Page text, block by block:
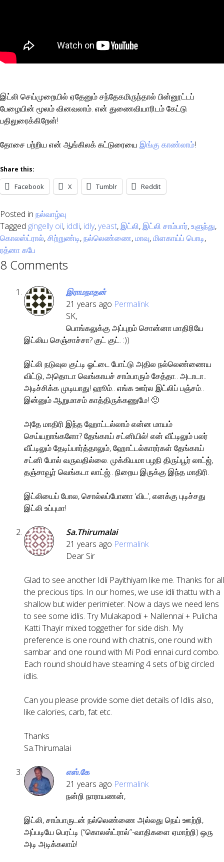
இட்லி செய்முறையில் ஏதேனும் சந்தேகமிருந்தால் பின்னூட்டப்
பேழையின் மூலம் வினவலாம். என் துணைவியாரிடம் கேட்டு
பதிலுரைக்கிறேன்!
தோசை பற்றிய என் ஆங்கிலக் கட்டுரையை இங்கு காண்லாம்!
Share this:
Facebook X Tumblr Reddit
Posted in நல்வாழ்வு
Tagged gingelly oil, iddli, idly,yeast,இட்லி,இட்லி சாம்பார்,உளுந்து,
கொலஸ்ட்ரால்,சிற்றுண்டி,நல்லெண்ணை,மாவு,மிளகாய்ப் பொடி,
ரத்னா கபே
8 Comments
இராமநாதன்
21 years ago Permalink
SK,
பொங்கலுக்கு அப்புறம் சொன்னா மாதிரியே
இட்லிய செஞ்சாச்சா? குட் குட். :))
இட்லி நடுவுல குட்டி ஓட்டை போட்டு அதில நல்லெண்ணைய
விட்டு, அதொடா வெங்காயச் சாம்பாரும் சேத்தா.. அடாடா..
அடிச்சிக்க முடியாது! ஹூம்.. எங்க ஊர்ல இட்லிப் பஞ்சம்..
இன்னும் ஆறுமாசம் காத்திருக்கணுமே! 🙁
அதே மாதிரி இந்த ஹோட்டல்லாம் என்ன மாயம்
செய்யறாங்களோ? தேங்காய் சட்னியில்! என் வீட்டிலும் பலர்
வீட்டிலும் தேடிப்பார்த்தாலும், ஹோட்டல்காரர்கள் தேங்காய்
சட்னி போல் வருவதில்லை. முக்கியமா பழநி திருப்பூர் லாட்ஜ்,
தஞ்சாவூர் வெங்கடா லாட்ஜ்.. நிறைய இருக்கு இந்த மாதிரி.
இட்லியைப் போல, சொல்லப்போனா ‘விட’, எனக்கு புடிச்சது
இட்லி உப்புமா!
Sa.Thirumalai
21 years ago Permalink
Dear Sir
Glad to see another Idli Payithiyam like me. Thanks for all
the precious tips. In our homes, we use idli thattu with a
shallow but wider perimieter. Now a days we need lens
to see some idlis. Try Mulakapodi + Nallennai + Pulicha
Katti Thayir mixed toggether for side dish. My
preference is one round with chatnis, one round with
sambar and one round with Mi Podi ennai curd combo.
Each round should have steaming 4 sets of big circled
idlis.
Can you please provide some diet details of Idlis also,
like calories, carb, fat etc.
Thanks
Sa.Thirumalai
எஸ்.கே
21 years ago Permalink
நன்றி நாராயணன்,
இட்லி, சாம்பாருடன் நல்லெண்ணை அல்லது நெய் ஊற்றி,
அப்படியே பெரட்டி (“கொலஸ்ட்ரால்”-வாதிகளை ஏமாற்றி) ஒரு
அடி அடிக்கலாம்!